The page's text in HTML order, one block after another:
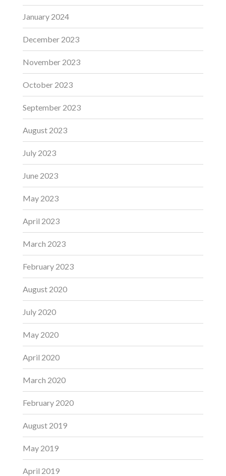
January 2024
December 2023
November 2023
October 2023
September 2023
August 2023
July 2023
June 2023
May 2023
April 2023
March 2023
February 2023
August 2020
July 2020
May 2020
April 2020
March 2020
February 2020
August 2019
May 2019
April 2019